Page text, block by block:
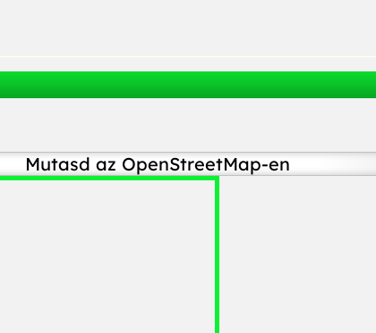
Mutasd az OpenStreetMap-en